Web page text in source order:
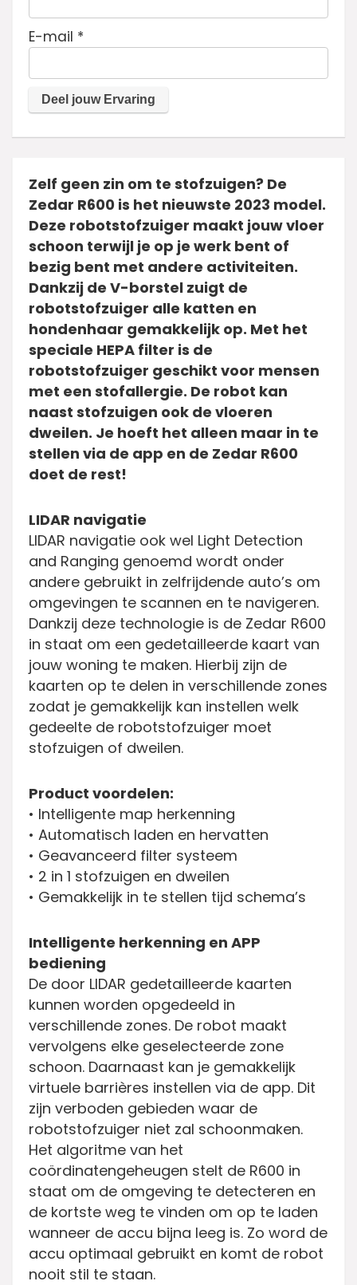
E-mail *
Zelf geen zin om te stofzuigen? De
Zedar R600 is het nieuwste 2023 model.
Deze robotstofzuiger maakt jouw vloer
schoon terwijl je op je werk bent of
bezig bent met andere activiteiten.
Dankzij de V-borstel zuigt de
robotstofzuiger alle katten en
hondenhaar gemakkelijk op. Met het
speciale HEPA filter is de
robotstofzuiger geschikt voor mensen
met een stofallergie. De robot kan
naast stofzuigen ook de vloeren
dweilen. Je hoeft het alleen maar in te
stellen via de app en de Zedar R600
doet de rest!
LIDAR navigatie
LIDAR navigatie ook wel Light Detection
and Ranging genoemd wordt onder
andere gebruikt in zelfrijdende auto’s om
omgevingen te scannen en te navigeren.
Dankzij deze technologie is de Zedar R600
in staat om een gedetailleerde kaart van
jouw woning te maken. Hierbij zijn de
kaarten op te delen in verschillende zones
zodat je gemakkelijk kan instellen welk
gedeelte de robotstofzuiger moet
stofzuigen of dweilen.
Product voordelen:
• Intelligente map herkenning
• Automatisch laden en hervatten
• Geavanceerd filter systeem
• 2 in 1 stofzuigen en dweilen
• Gemakkelijk in te stellen tijd schema’s
Intelligente herkenning en APP
bediening
De door LIDAR gedetailleerde kaarten
kunnen worden opgedeeld in
verschillende zones. De robot maakt
vervolgens elke geselecteerde zone
schoon. Daarnaast kan je gemakkelijk
virtuele barrières instellen via de app. Dit
zijn verboden gebieden waar de
robotstofzuiger niet zal schoonmaken.
Het algoritme van het
coördinatengeheugen stelt de R600 in
staat om de omgeving te detecteren en
de kortste weg te vinden om op te laden
wanneer de accu bijna leeg is. Zo word de
accu optimaal gebruikt en komt de robot
nooit stil te staan.